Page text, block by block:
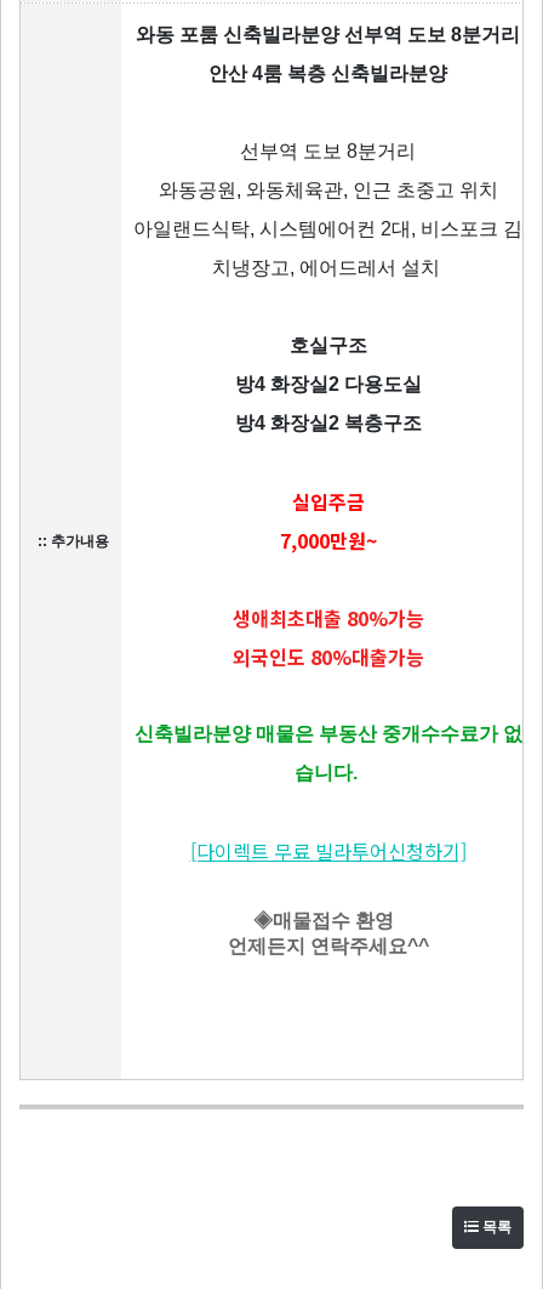
:: 추가내용
와동 포룸 신축빌라분양 선부역 도보 8분거리
안산 4룸 복층 신축빌라분양
선부역 도보 8분거리
와동공원, 와동체육관, 인근 초중고 위치
아일랜드식탁, 시스템에어컨 2대, 비스포크 김
치냉장고, 에어드레서 설치
호실구조
방4 화장실2 다용도실
방4 화장실2 복층구조
실입주금
7,000만원~
생애최초대출 80%가능
외국인도 80%대출가능
신축빌라분양 매물은 부동산 중개수수료가 없
습니다.
[다이렉트 무료 빌라투어신청하기]
◈매물접수 환영
언제든지 연락주세요^^
목록